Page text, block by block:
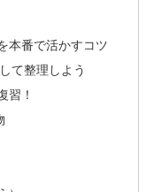
本番で活かすコツ
て整理しよう
習！